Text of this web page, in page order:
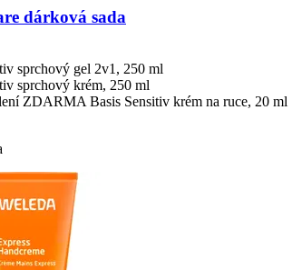
dárková sada
sprchový gel 2v1, 250 ml
sprchový krém, 250 ml
ZDARMA Basis Sensitiv krém na ruce, 20 ml